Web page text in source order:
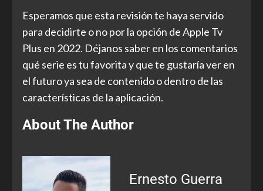
Esperamos que esta revisión te haya servido
para decidirte o no por la opción de Apple Tv
Plus en 2022. Déjanos saber en los comentarios
qué serie es tu favorita y que te gustaría ver en
el futuro ya sea de contenido o dentro de las
características de la aplicación.
About The Author
Ernesto Guerra